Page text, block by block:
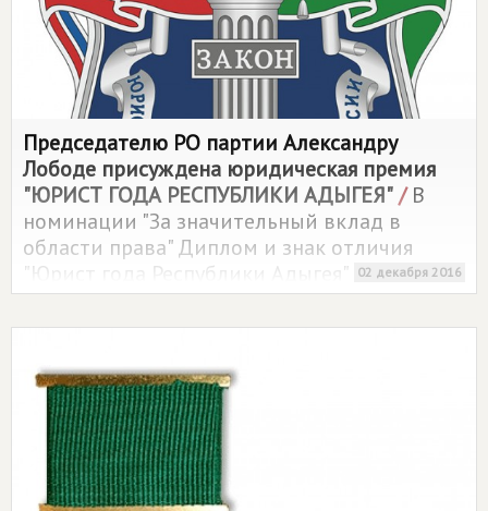
Председателю РО партии Александру
Лободе присуждена юридическая премия
"ЮРИСТ ГОДА РЕСПУБЛИКИ АДЫГЕЯ"/В
номинации "За значительный вклад в
области права" Диплом и знак отличия
"Юрист года Республики Адыгея" получил
Александр Лобода.
02 декабря 2016